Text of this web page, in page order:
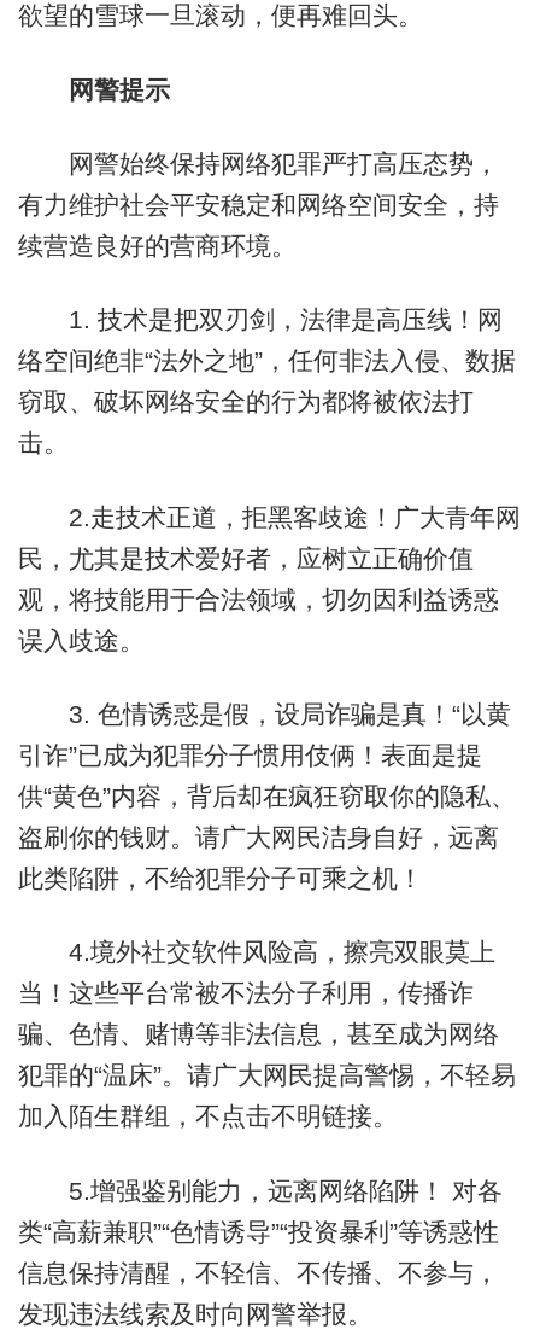
欲望的雪球一旦滚动，便再难回头。
网警提示
网警始终保持网络犯罪严打高压态势，
有力维护社会平安稳定和网络空间安全，持
续营造良好的营商环境。
1. 技术是把双刃剑，法律是高压线！网
络空间绝非“法外之地”，任何非法入侵、数据
窃取、破坏网络安全的行为都将被依法打
击。
2.走技术正道，拒黑客歧途！广大青年网
民，尤其是技术爱好者，应树立正确价值
观，将技能用于合法领域，切勿因利益诱惑
误入歧途。
3. 色情诱惑是假，设局诈骗是真！“以黄
引诈”已成为犯罪分子惯用伎俩！表面是提
供“黄色”内容，背后却在疯狂窃取你的隐私、
盗刷你的钱财。请广大网民洁身自好，远离
此类陷阱，不给犯罪分子可乘之机！
4.境外社交软件风险高，擦亮双眼莫上
当！这些平台常被不法分子利用，传播诈
骗、色情、赌博等非法信息，甚至成为网络
犯罪的“温床”。请广大网民提高警惕，不轻易
加入陌生群组，不点击不明链接。
5.增强鉴别能力，远离网络陷阱！ 对各
类“高薪兼职”“色情诱导”“投资暴利”等诱惑性
信息保持清醒，不轻信、不传播、不参与，
发现违法线索及时向网警举报。